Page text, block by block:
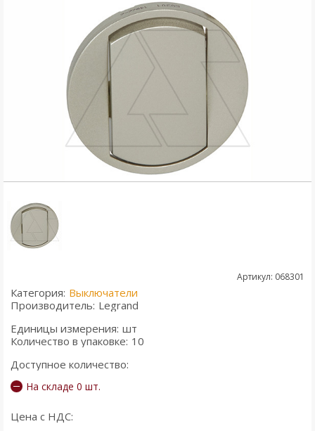
Артикул: 068301
Категория: Выключатели
Производитель: Legrand
Единицы измерения: шт
Количество в упаковке: 10
Доступное количество:
На складе 0 шт.
Цена с НДС: